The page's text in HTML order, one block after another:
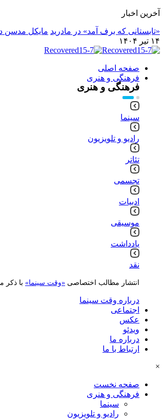
آخرین اخبار
«تابستانی که برف آمد» در مادرید مایکل مدسن
۱۴ تیر ۱۴۰۴
صفحه اصلی
فرهنگی و هنری
فرهنگی و هنری
سینما
رادیو و تلویزیون
تئاتر
تجسمی
ادبیات
موسیقی
یادداشت
نقد
انتشار مطالب اختصاصی «وقت سینما» با ذکر
درباره وقت سینما
اجتماعی
عکس
ویدئو
درباره ما
ارتباط با ما
×
صفحه نخست
فرهنگی و هنری
سینما
رادیو و تلویزیون